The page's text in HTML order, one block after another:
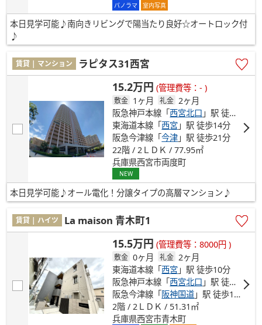
パノラマ 室内写真
本日見学可能♪南向きリビングで陽当たり良好☆オートロック付
♪
賃貸 | マンション ラピタス31西宮
15.2万円 (管理費等：- )
敷金 1ヶ月 礼金 2ヶ月
阪急神戸本線「西宮北口 」駅 徒歩6分
東海道本線「西宮 」駅 徒歩14分
阪急今津線「今津 」駅 徒歩21分
22階 / 2ＬＤＫ / 77.95㎡
兵庫県西宮市両度町
NEW
本日見学可能♪オール電化！分譲タイプの高層マンション♪
賃貸 | ハイツ La maison 青木町1
15.5万円 (管理費等：8000円 )
敷金 0ヶ月 礼金 2ヶ月
東海道本線「西宮 」駅 徒歩10分
阪急神戸本線「西宮北口 」駅 徒歩14分
阪急今津線「阪神国道 」駅 徒歩19分
2階 / 2ＬＤＫ / 51.31㎡
兵庫県西宮市青木町